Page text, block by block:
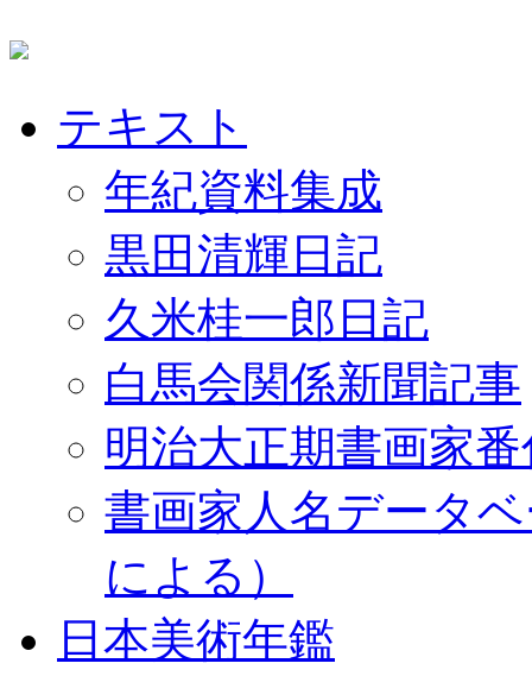
テキスト
年紀資料集成
黒田清輝日記
久米桂一郎日記
白馬会関係新聞記事
明治大正期書画家
書画家人名データ
による）
日本美術年鑑